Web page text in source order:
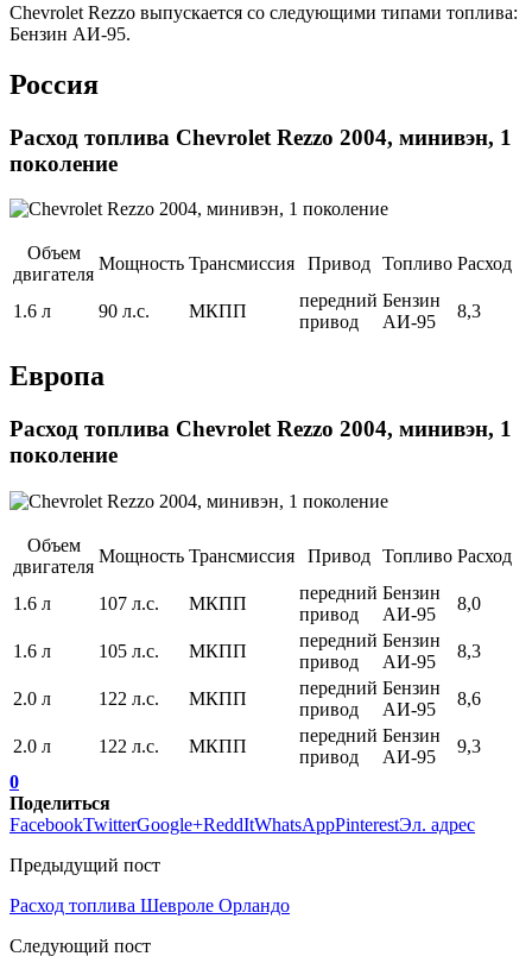
Chevrolet Rezzo выпускается со следующими типами топлива:
Бензин АИ-95.
Россия
Расход топлива Chevrolet Rezzo 2004, минивэн, 1
поколение
Объем
двигателя
Мощность Трансмиссия Привод Топливо Расход
1.6 л 90 л.с. МКПП
передний
привод
Бензин
АИ-95
8,3
Европа
Расход топлива Chevrolet Rezzo 2004, минивэн, 1
поколение
Объем
двигателя
Мощность Трансмиссия Привод Топливо Расход
1.6 л 107 л.с. МКПП
передний
привод
Бензин
АИ-95
8,0
1.6 л 105 л.с. МКПП
передний
привод
Бензин
АИ-95
8,3
2.0 л 122 л.с. МКПП
передний
привод
Бензин
АИ-95
8,6
2.0 л 122 л.с. МКПП
передний
привод
Бензин
АИ-95
9,3
0
Поделиться
FacebookTwitterGoogle+ReddItWhatsAppPinterestЭл. адрес
Предыдущий пост
Расход топлива Шевроле Орландо
Следующий пост